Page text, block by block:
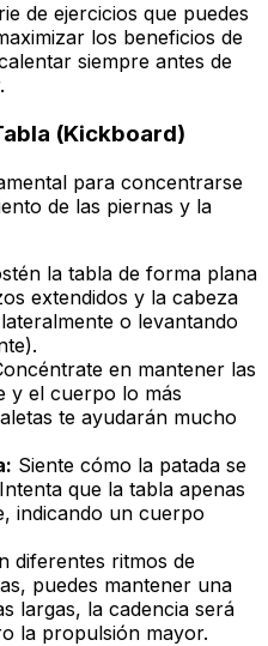
de ejercicios que puedes
los beneficios de
siempre antes de
(Kickboard)
para concentrarse
de las piernas y la
la tabla de forma plana
extendidos y la cabeza
o levantando
en mantener las
y el cuerpo lo más
te ayudarán mucho
Siente cómo la patada se
que la tabla apenas
indicando un cuerpo
diferentes ritmos de
puedes mantener una
largas, la cadencia será
la propulsión mayor.